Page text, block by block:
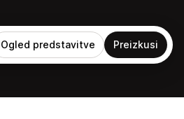
Ogled predstavitve Preizkusi